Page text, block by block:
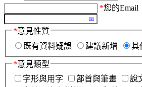
*您的Email
*意見性質
既有資料疑誤
建議新增 其
*意見類型
字形與用字
部首與筆畫 說